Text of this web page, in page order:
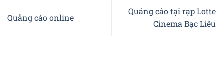
Quảng cáo online
Quảng cáo tại rạp Lotte
Cinema Bạc Liêu